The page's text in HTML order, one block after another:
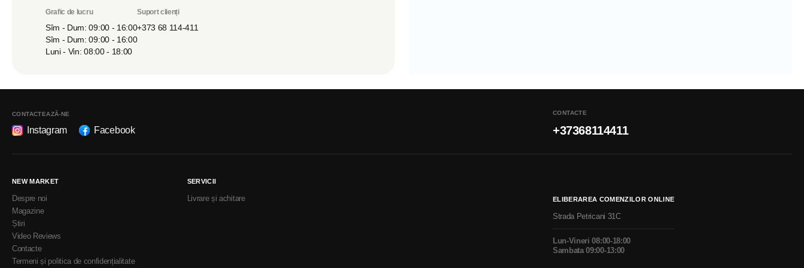
Grafic de lucru
Sîm - Dum: 09:00 - 16:00
Sîm - Dum: 09:00 - 16:00
Luni - Vin: 08:00 - 18:00
Suport clienți
+373 68 114-411
CONTACTEAZĂ-NE
Instagram Facebook
CONTACTE
+37368114411
NEW MARKET
Despre noi
Magazine
Știri
Video Reviews
Contacte
Termeni și politica de confidențialitate
SERVICII
Livrare și achitare ELIBERAREA COMENZILOR ONLINE
Strada Petricani 31C
Lun-Vineri 08:00-18:00
Sambata 09:00-13:00